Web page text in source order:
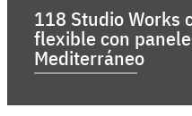
118 Studio Works
flexible con
Mediterráneo